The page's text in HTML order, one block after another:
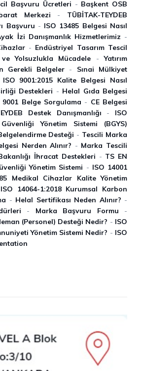
Başvuru Ücretleri - Başkent OSB
Merkezi - TÜBİTAK-TEYDEB
Başvuru - ISO 13485 Belgesi Nasıl
İ̇zi Danışmanlık Hizmetlerimiz -
- Endüstriyel Tasarım Tescil
Yolsuzlukla Mücadele -Yatırım
Gerekli Belgeler - Sınai Mülkiyet
ISO 9001:2015 Kalite Belgesi Nasıl
Destekleri - Helal Gıda Belgesi
9001 Belge Sorgulama - CE Belgesi
Destek Danışmanlığı - ISO
Yönetim Sistemi (BGYS)
Desteği - Tescili Marka
Nerden Alınır? - Marka Tescili
İhracat Destekleri - TS EN
Yönetim Sistemi - ISO 14001
Medikal Cihazlar Kalite Yönetim
ISO 14064-1:2018 Kurumsal Karbon
- Helal Sertifikası Neden Alınır? -
- Marka Başvuru Formu -
(Personel) Desteği Nedir? - ISO
Yönetim Sistemi Nedir? - ISO